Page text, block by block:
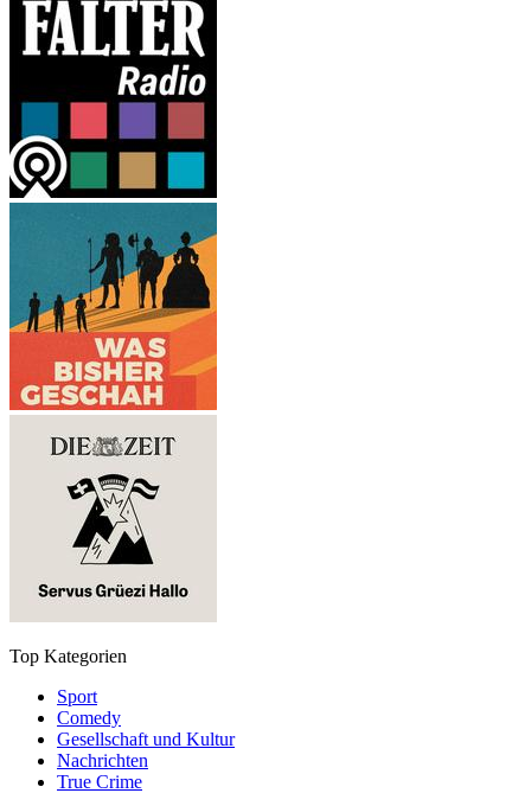
Top Kategorien
Sport
Comedy
Gesellschaft und Kultur
Nachrichten
True Crime